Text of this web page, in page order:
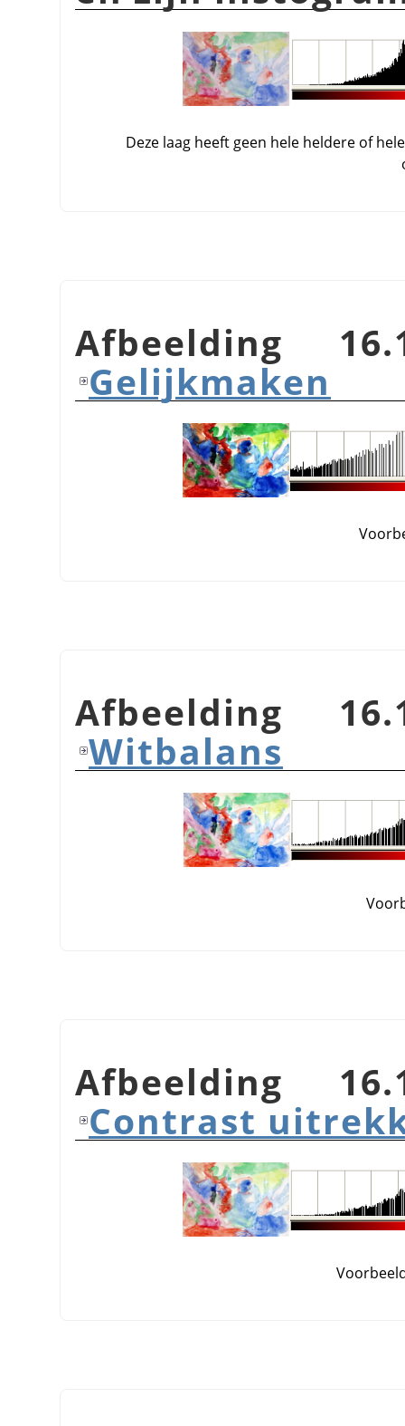
Deze laag heeft geen hele heldere of
Afbeelding
Gelijkmaken
Afbeelding
Witbalans
Afbeelding
Contrast